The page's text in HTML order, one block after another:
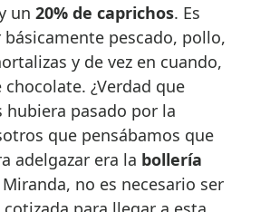
un 20% de caprichos. Es
básicamente pescado, pollo,
y de vez en cuando,
¿Verdad que
hubiera pasado por la
que pensábamos que
adelgazar era la bollería
no es necesario ser